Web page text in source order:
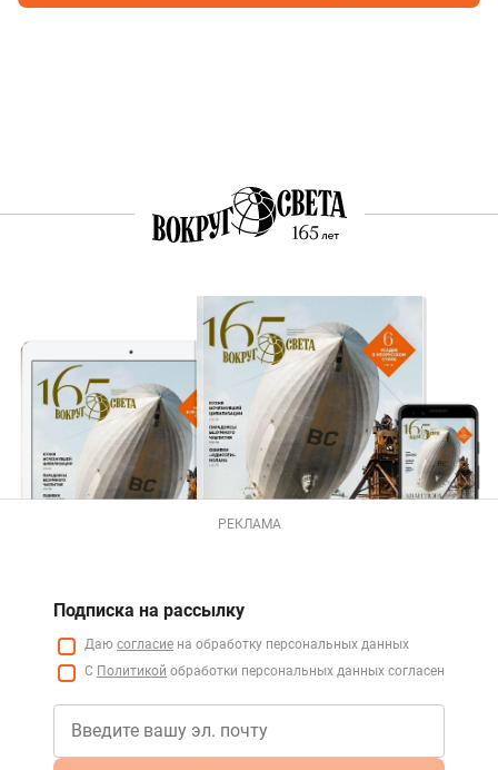
РЕКЛАМА
Подписка на рассылку
Даю согласие на обработку персональных данных
С Политикой обработки персональных данных согласен